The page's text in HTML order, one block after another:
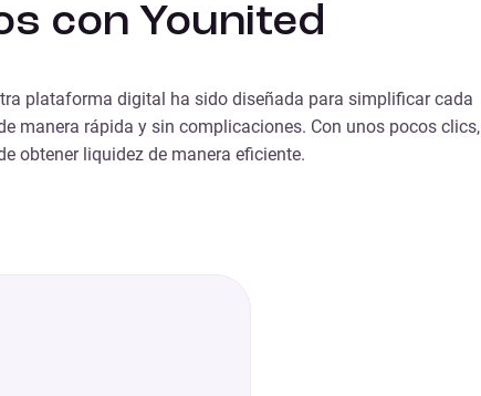
con Younited
plataforma digital ha sido diseñada para simplificar cada
manera rápida y sin complicaciones. Con unos pocos clics,
obtener liquidez de manera eficiente.